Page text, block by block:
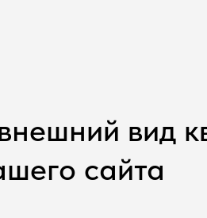
вид
сайта